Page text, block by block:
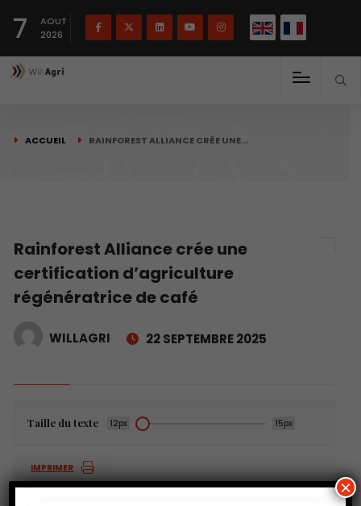
7
AOUT
2026
ACCUEIL RAINFOREST ALLIANCE CRÉE UNE…
Rainforest Alliance crée une
certification d’agriculture
régénératrice de café
WILLAGRI 22 SEPTEMBRE 2025
Taille du texte 12px 15px
IMPRIMER
×
Français English(English)